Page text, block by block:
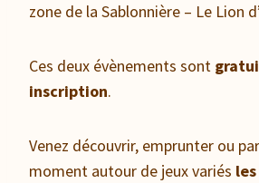
zone de la Sablonnière – Le Lion
Ces deux évènements sont
inscription.
Venez découvrir, emprunter ou
moment autour de jeux variés